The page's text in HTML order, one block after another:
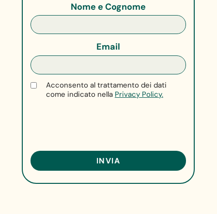
Nome e Cognome
Email
Acconsento al trattamento dei dati
come indicato nella Privacy Policy.